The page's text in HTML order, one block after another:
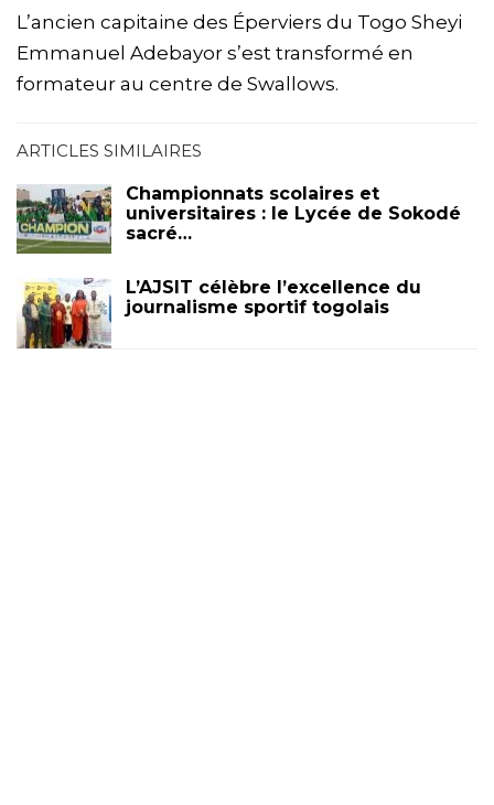
L’ancien capitaine des Éperviers du Togo Sheyi
Emmanuel Adebayor s’est transformé en
formateur au centre de Swallows.
ARTICLES SIMILAIRES
Championnats scolaires et
universitaires : le Lycée de Sokodé
sacré…
L’AJSIT célèbre l’excellence du
journalisme sportif togolais